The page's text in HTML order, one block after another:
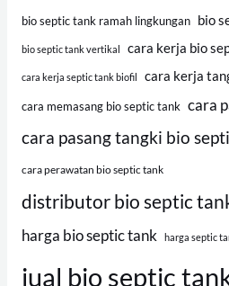
bio septic tank ramah lingkungan bio
bio septic tank vertikal cara kerja bio
cara kerja septic tank biofil cara kerja
cara memasang bio septic tank cara
cara pasang tangki bio
cara perawatan bio septic tank
distributor bio septic
harga bio septic tank harga septic
jual bio septic